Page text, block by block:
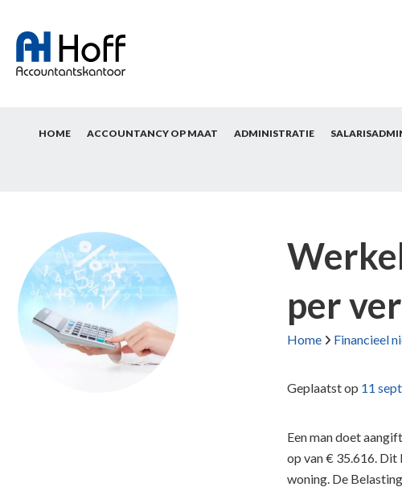
HOME ACCOUNTANCY OP MAAT ADMINISTRATIE
per
Home Financieel
Geplaatst op 11
Een man doet
op van € 35.616. Dit
woning. De